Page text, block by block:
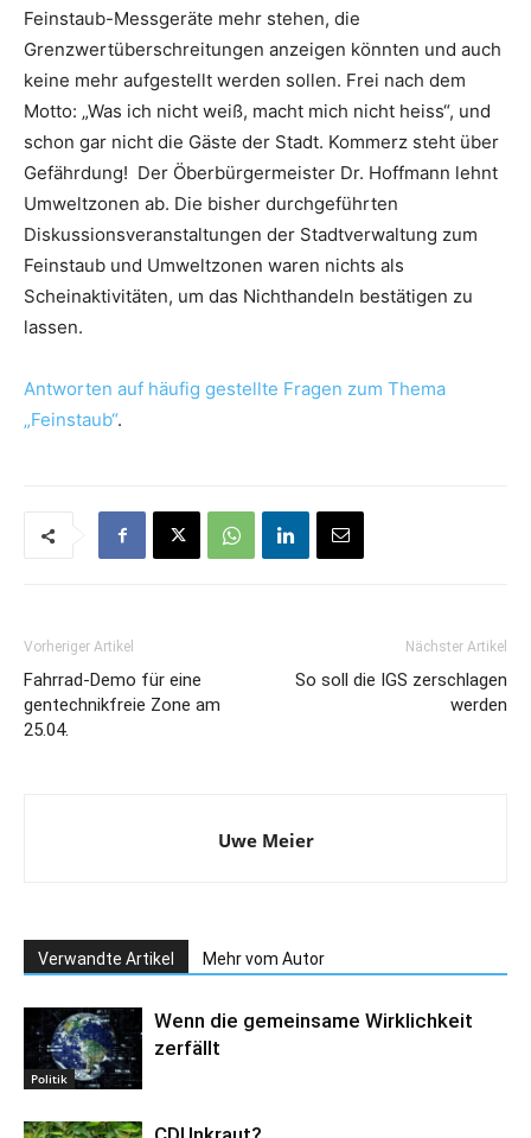
Feinstaub-Messgeräte mehr stehen, die
Grenzwertüberschreitungen anzeigen könnten und auch
keine mehr aufgestellt werden sollen. Frei nach dem
Motto: „Was ich nicht weiß, macht mich nicht heiss“, und
schon gar nicht die Gäste der Stadt. Kommerz steht über
Gefährdung! Der Öberbürgermeister Dr. Hoffmann lehnt
Umweltzonen ab. Die bisher durchgeführten
Diskussionsveranstaltungen der Stadtverwaltung zum
Feinstaub und Umweltzonen waren nichts als
Scheinaktivitäten, um das Nichthandeln bestätigen zu
lassen.
Antworten auf häufig gestellte Fragen zum Thema
„Feinstaub“.
Vorheriger Artikel
Fahrrad-Demo für eine
gentechnikfreie Zone am
25.04.
Nächster Artikel
So soll die IGS zerschlagen
werden
Uwe Meier
Verwandte Artikel Mehr vom Autor
Politik
Wenn die gemeinsame Wirklichkeit
zerfällt